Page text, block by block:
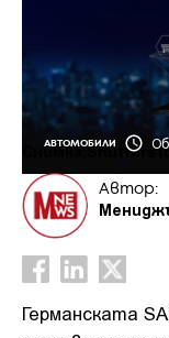
АВТОМОБИЛИ
Автор:
Германската